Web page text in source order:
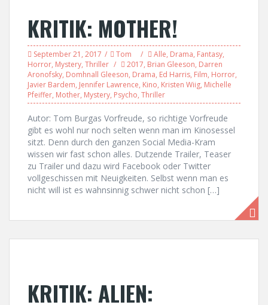
KRITIK: MOTHER!
September 21, 2017 Tom Alle, Drama, Fantasy,
Horror, Mystery, Thriller 2017, Brian Gleeson, Darren
Aronofsky, Domhnall Gleeson, Drama, Ed Harris, Film, Horror,
Javier Bardem, Jennifer Lawrence, Kino, Kristen Wiig, Michelle
Pfeiffer, Mother, Mystery, Psycho, Thriller
Autor: Tom Burgas Vorfreude, so richtige Vorfreude
gibt es wohl nur noch selten wenn man im Kinosessel
sitzt. Denn durch den ganzen Social Media-Kram
wissen wir fast schon alles. Dutzende Trailer, Teaser
zu Trailer und dazu wird Facebook oder Twitter
vollgeschissen mit Neuigkeiten. Selbst wenn man es
nicht will ist es wahnsinnig schwer nicht schon […]
KRITIK: ALIEN: